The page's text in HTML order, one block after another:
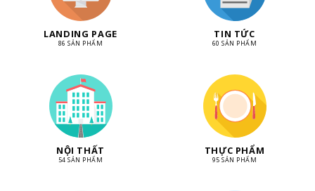
LANDING PAGE
86 SẢN PHẨM
TIN TỨC
60 SẢN PHẨM
NỘI THẤT
54 SẢN PHẨM
THỰC PHẨM
95 SẢN PHẨM